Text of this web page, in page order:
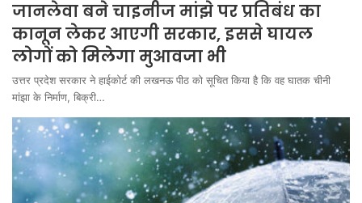
जानलेवा बने चाइनीज मांझे पर प्रतिबंध का
कानून लेकर आएगी सरकार, इससे घायल
लोगों को मिलेगा मुआवजा भी
उत्तर प्रदेश सरकार ने हाईकोर्ट की लखनऊ पीठ को सूचित किया है कि वह घातक चीनी
मांझा के निर्माण, बिक्री…